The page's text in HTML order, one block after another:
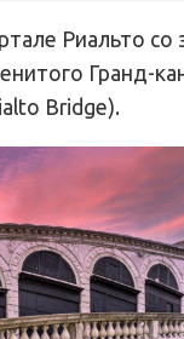
Риальто
Гранд-
Bridge).